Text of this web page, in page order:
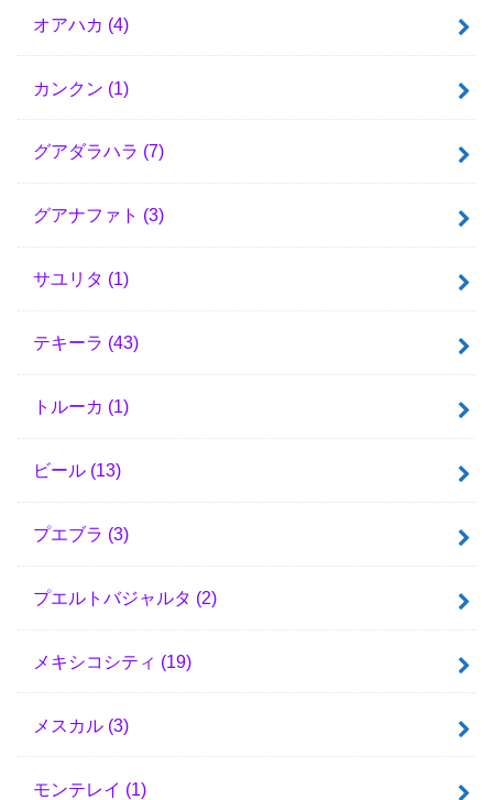
オアハカ (4)
カンクン (1)
グアダラハラ (7)
グアナファト (3)
サユリタ (1)
テキーラ (43)
トルーカ (1)
ビール (13)
プエブラ (3)
プエルトバジャルタ (2)
メキシコシティ (19)
メスカル (3)
モンテレイ (1)